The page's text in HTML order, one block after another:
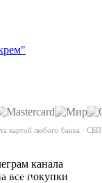
картой любого банка · СБП
канала
все покупки